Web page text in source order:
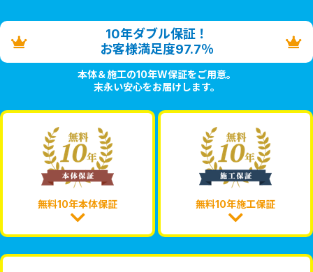
10年ダブル保証！
お客様満足度97.7％
本体＆施工の10年W保証をご用意。
末永い安心をお届けします。
無料10年本体保証 無料10年施工保証